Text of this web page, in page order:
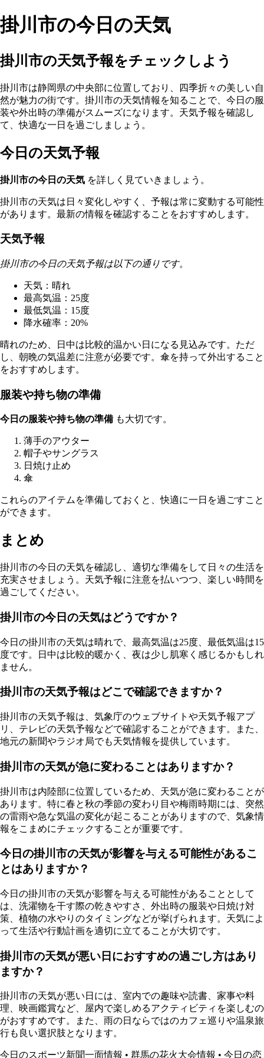
掛川市の今日の天気
掛川市の天気予報をチェックしよう
掛川市は静岡県の中央部に位置しており、四季折々の美しい自
然が魅力の街です。掛川市の天気情報を知ることで、今日の服
装や外出時の準備がスムーズになります。天気予報を確認し
て、快適な一日を過ごしましょう。
今日の天気予報
掛川市の今日の天気 を詳しく見ていきましょう。
掛川市の天気は日々変化しやすく、予報は常に変動する可能性
があります。最新の情報を確認することをおすすめします。
天気予報
掛川市の今日の天気予報は以下の通りです。
天気：晴れ
最高気温：25度
最低気温：15度
降水確率：20%
晴れのため、日中は比較的温かい日になる見込みです。ただ
し、朝晩の気温差に注意が必要です。傘を持って外出すること
をおすすめします。
服装や持ち物の準備
今日の服装や持ち物の準備 も大切です。
薄手のアウター
帽子やサングラス
日焼け止め
傘
これらのアイテムを準備しておくと、快適に一日を過ごすこと
ができます。
まとめ
掛川市の今日の天気を確認し、適切な準備をして日々の生活を
充実させましょう。天気予報に注意を払いつつ、楽しい時間を
過ごしてください。
掛川市の今日の天気はどうですか？
今日の掛川市の天気は晴れで、最高気温は25度、最低気温は15
度です。日中は比較的暖かく、夜は少し肌寒く感じるかもしれ
ません。
掛川市の天気予報はどこで確認できますか？
掛川市の天気予報は、気象庁のウェブサイトや天気予報アプ
リ、テレビの天気予報などで確認することができます。また、
地元の新聞やラジオ局でも天気情報を提供しています。
掛川市の天気が急に変わることはありますか？
掛川市は内陸部に位置しているため、天気が急に変わることが
あります。特に春と秋の季節の変わり目や梅雨時期には、突然
の雷雨や急な気温の変化が起こることがありますので、気象情
報をこまめにチェックすることが重要です。
今日の掛川市の天気が影響を与える可能性があるこ
とはありますか？
今日の掛川市の天気が影響を与える可能性があることとして
は、洗濯物を干す際の乾きやすさ、外出時の服装や日焼け対
策、植物の水やりのタイミングなどが挙げられます。天気によ
って生活や行動計画を適切に立てることが大切です。
掛川市の天気が悪い日におすすめの過ごし方はあり
ますか？
掛川市の天気が悪い日には、室内での趣味や読書、家事や料
理、映画鑑賞など、屋内で楽しめるアクティビティを楽しむの
がおすすめです。また、雨の日ならではのカフェ巡りや温泉旅
行も良い選択肢となります。
今日のスポーツ新聞一面情報 • 群馬の花火大会情報 • 今日の恋